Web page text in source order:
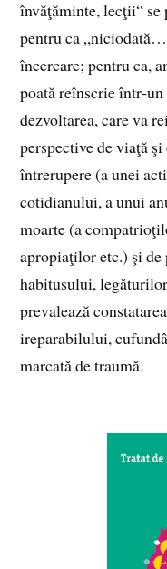
învăţăminte, lecţii“
pentru ca
încercare; pentru ca,
poată reînscrie
dezvoltarea, care va
perspective de viaţă
întrerupere (a unei
cotidianului, a unui
moarte (a
apropiaţilor etc.) şi de
habitusului,
prevalează
ireparabilului,
marcată de traumă.